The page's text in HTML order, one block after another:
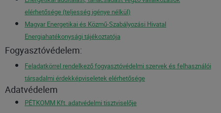
elérhetősége (teljesség igénye nélkül)
Magyar Energetikai és Közmű-Szabályozási Hivatal
Energiahatékonysági tájékoztatója
Fogyasztóvédelem:
Feladatkörrel rendelkező fogyasztóvédelmi szervek és felhasználói
társadalmi érdekképviseletek elérhetősége
Adatvédelem
PÉTKOMM Kft. adatvédelmi tisztviselője